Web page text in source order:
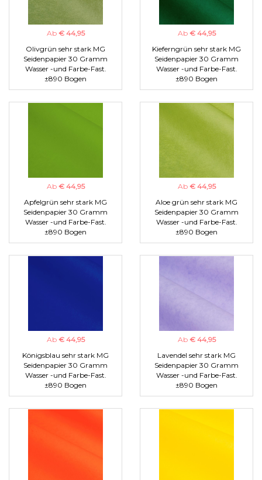
Ab € 44,95
Olivgrün sehr stark MG
Seidenpapier 30 Gramm
Wasser -und Farbe-Fast.
±890 Bogen
Ab € 44,95
Kieferngrün sehr stark MG
Seidenpapier 30 Gramm
Wasser -und Farbe-Fast.
±890 Bogen
Ab € 44,95
Apfelgrün sehr stark MG
Seidenpapier 30 Gramm
Wasser -und Farbe-Fast.
±890 Bogen
Ab € 44,95
Aloe grün sehr stark MG
Seidenpapier 30 Gramm
Wasser -und Farbe-Fast.
±890 Bogen
Ab € 44,95
Königsblau sehr stark MG
Seidenpapier 30 Gramm
Wasser -und Farbe-Fast.
±890 Bogen
Ab € 44,95
Lavendel sehr stark MG
Seidenpapier 30 Gramm
Wasser -und Farbe-Fast.
±890 Bogen